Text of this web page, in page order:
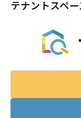
テナントスペ